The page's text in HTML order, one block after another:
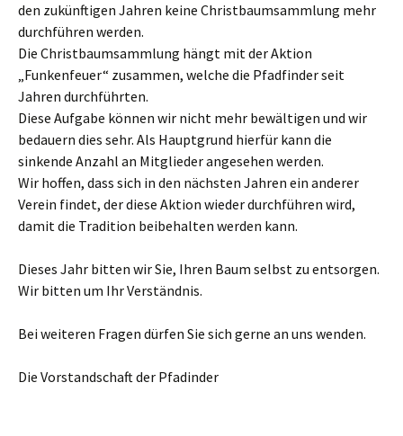
den zukünftigen Jahren keine Christbaumsammlung mehr
durchführen werden.
Die Christbaumsammlung hängt mit der Aktion
„Funkenfeuer“ zusammen, welche die Pfadfinder seit
Jahren durchführten.
Diese Aufgabe können wir nicht mehr bewältigen und wir
bedauern dies sehr. Als Hauptgrund hierfür kann die
sinkende Anzahl an Mitglieder angesehen werden.
Wir hoffen, dass sich in den nächsten Jahren ein anderer
Verein findet, der diese Aktion wieder durchführen wird,
damit die Tradition beibehalten werden kann.
Dieses Jahr bitten wir Sie, Ihren Baum selbst zu entsorgen.
Wir bitten um Ihr Verständnis.
Bei weiteren Fragen dürfen Sie sich gerne an uns wenden.
Die Vorstandschaft der Pfadinder